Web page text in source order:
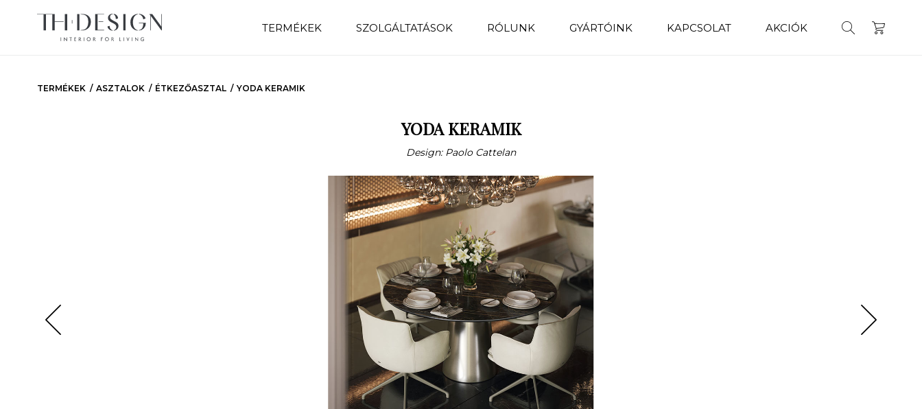
TERMÉKEK SZOLGÁLTATÁSOK RÓLUNK GYÁRTÓINK KAPCSOLAT AKCIÓK
TERMÉKEK ASZTALOK ÉTKEZŐASZTAL YODA KERAMIK
YODA KERAMIK
Design: Paolo Cattelan